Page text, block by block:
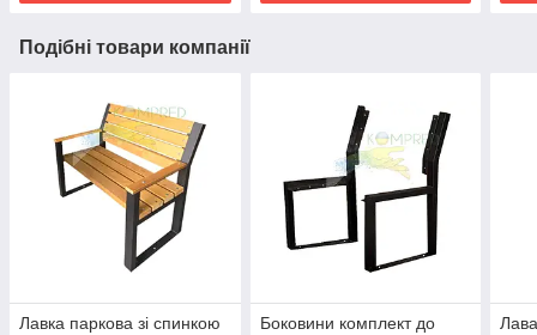
Подібні товари компанії
Лавка паркова зі спинкою
Боковини комплект до